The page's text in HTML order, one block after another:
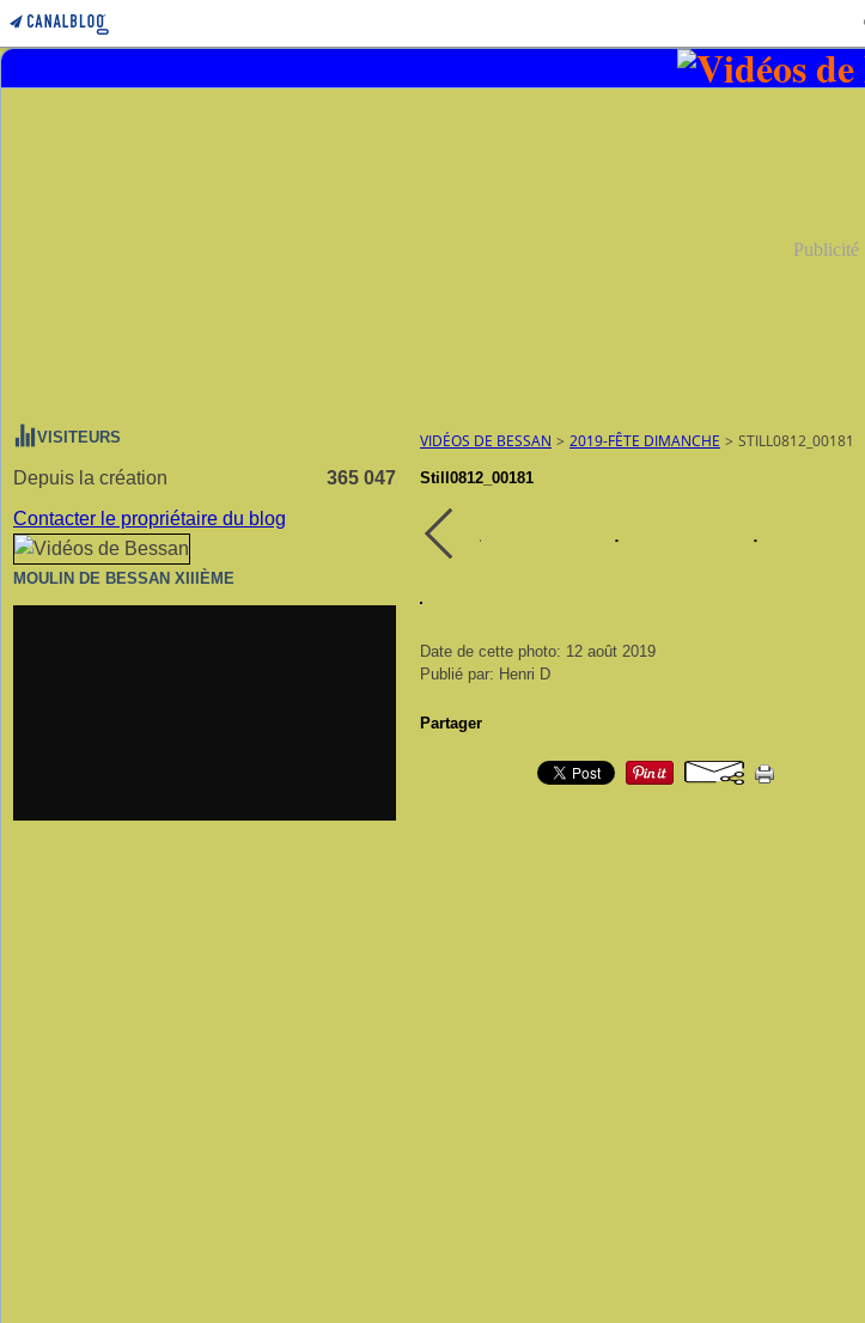
Publicité
VISITEURS
Depuis la création
365 047
Contacter le propriétaire du blog
MOULIN DE BESSAN XIIIÈME
VIDÉOS DE BESSAN > 2019-FÊTE DIMANCHE > STILL0812_00181
Still0812_00181
Date de cette photo: 12 août 2019
Publié par: Henri D
Partager